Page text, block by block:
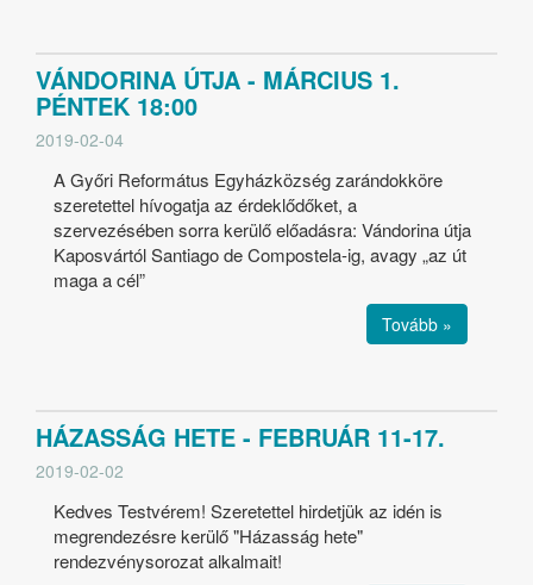
VÁNDORINA ÚTJA - MÁRCIUS 1.
PÉNTEK 18:00
2019-02-04
A Győri Református Egyházközség zarándokköre
szeretettel hívogatja az érdeklődőket, a
szervezésében sorra kerülő előadásra: Vándorina útja
Kaposvártól Santiago de Compostela-ig, avagy „az út
maga a cél”
Tovább »
HÁZASSÁG HETE - FEBRUÁR 11-17.
2019-02-02
Kedves Testvérem! Szeretettel hirdetjük az idén is
megrendezésre kerülő "Házasság hete"
rendezvénysorozat alkalmait!